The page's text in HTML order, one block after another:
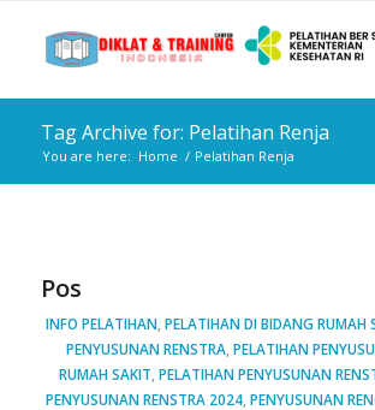
Tag Archive for: Pelatihan Renja
You are here: Home / Pelatihan Renja
Pos
INFO PELATIHAN PELATIHAN DI BIDANG RUMAH
PENYUSUNAN RENSTRA, PELATIHAN
RUMAH SAKIT ,PELATIHAN PENYUSUNAN
PENYUSUNAN RENSTRA 2024 ,PENYUSUNAN